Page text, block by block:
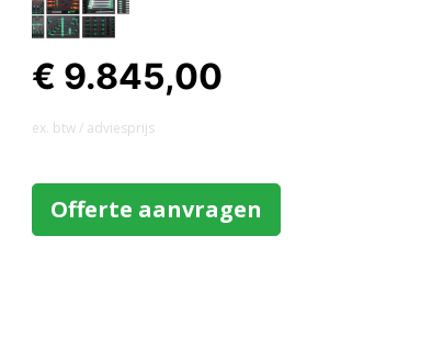
€ 9.845,00
ex. btw / adviesprijs
Offerte aanvragen